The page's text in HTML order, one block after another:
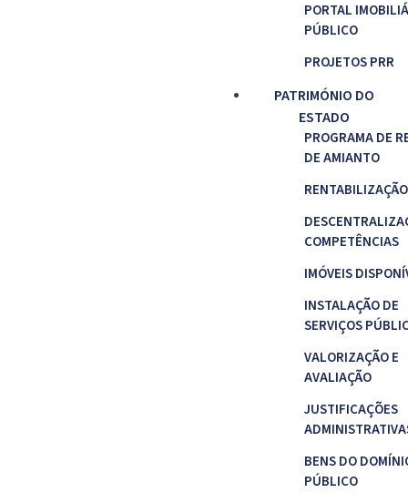
PORTAL
PÚBLICO
PROJETOS PRR
PATRIMÓNIO DO
ESTADO
PROGRAMA DE
DE AMIANTO
RENTABILIZAÇÃO
COMPETÊNCIAS
IMÓVEIS
INSTALAÇÃO DE
SERVIÇOS
VALORIZAÇÃO E
AVALIAÇÃO
JUSTIFICAÇÕES
BENS DO
PÚBLICO